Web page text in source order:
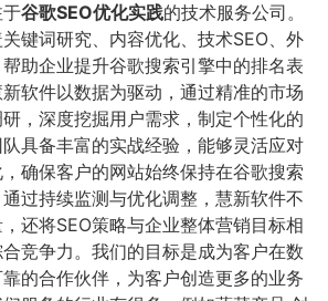
谷歌SEO优化实践的技术服务公司。
键词研究、内容优化、技术SEO、外
助企业提升谷歌搜索引擎中的排名表
软件以数据为驱动，通过精准的市场
，深度挖掘用户需求，制定个性化的
具备丰富的实战经验，能够灵活应对
确保客户的网站始终保持在谷歌搜索
过持续监测与优化调整，慧新软件不
还将SEO策略与企业整体营销目标相
竞争力。我们的目标是成为客户在数
的合作伙伴，为客户创造更多的业务